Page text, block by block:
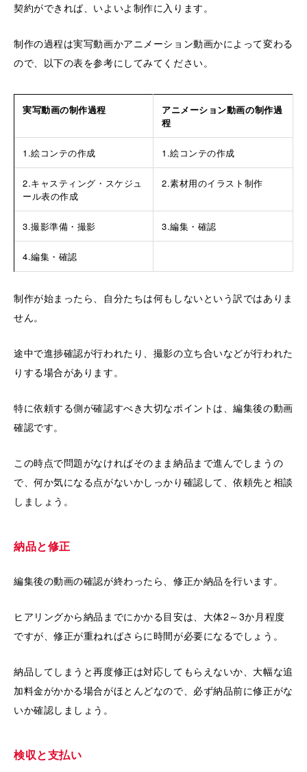
契約ができれば、いよいよ制作に入ります。
制作の過程は実写動画かアニメーション動画かによって変わる
ので、以下の表を参考にしてみてください。
実写動画の制作過程
アニメーション動画の制作過
程
1.絵コンテの作成 1.絵コンテの作成
2.キャスティング・スケジュ
ール表の作成
2.素材用のイラスト制作
3.撮影準備・撮影 3.編集・確認
4.編集・確認
制作が始まったら、自分たちは何もしないという訳ではありま
せん。
途中で進捗確認が行われたり、撮影の立ち合いなどが行われた
りする場合があります。
特に依頼する側が確認すべき大切なポイントは、編集後の動画
確認です。
この時点で問題がなければそのまま納品まで進んでしまうの
で、何か気になる点がないかしっかり確認して、依頼先と相談
しましょう。
納品と修正
編集後の動画の確認が終わったら、修正か納品を行います。
ヒアリングから納品までにかかる目安は、大体2～3か月程度
ですが、修正が重ねればさらに時間が必要になるでしょう。
納品してしまうと再度修正は対応してもらえないか、大幅な追
加料金がかかる場合がほとんどなので、必ず納品前に修正がな
いか確認しましょう。
検収と支払い